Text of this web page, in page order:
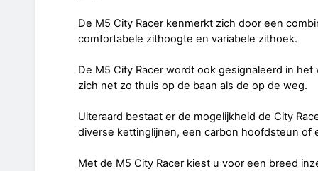
De M5 City Racer kenmerkt zich door een
comfortabele zithoogte en variabele zithoek.
De M5 City Racer wordt ook gesignaleerd in
zich net zo thuis op de baan als de op de weg.
Uiteraard bestaat er de mogelijkheid de City
diverse kettinglijnen, een carbon hoofdsteun of
Met de M5 City Racer kiest u voor een breed